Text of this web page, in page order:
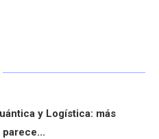
y Logística: más